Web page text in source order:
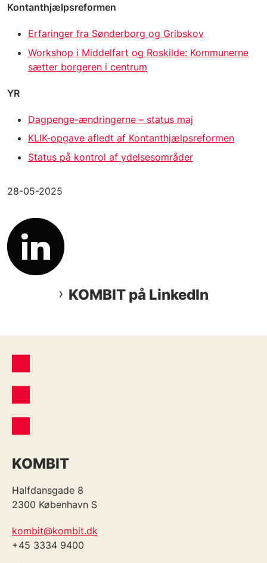
Kontanthjælpsreformen
Erfaringer fra Sønderborg og Gribskov
Workshop i Middelfart og Roskilde: Kommunerne
sætter borgeren i centrum
YR
Dagpenge-ændringerne – status maj
KLIK-opgave afledt af Kontanthjælpsreformen
Status på kontrol af ydelsesområder
28-05-2025
KOMBIT på LinkedIn
KOMBIT
Halfdansgade 8
2300 København S
kombit@kombit.dk
+45 3334 9400